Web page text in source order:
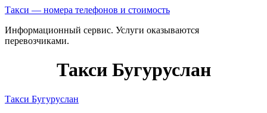
Такси — номера телефонов и стоимость
Информационный сервис. Услуги оказываются
перевозчиками.
Такси Бугуруслан
Такси Бугуруслан